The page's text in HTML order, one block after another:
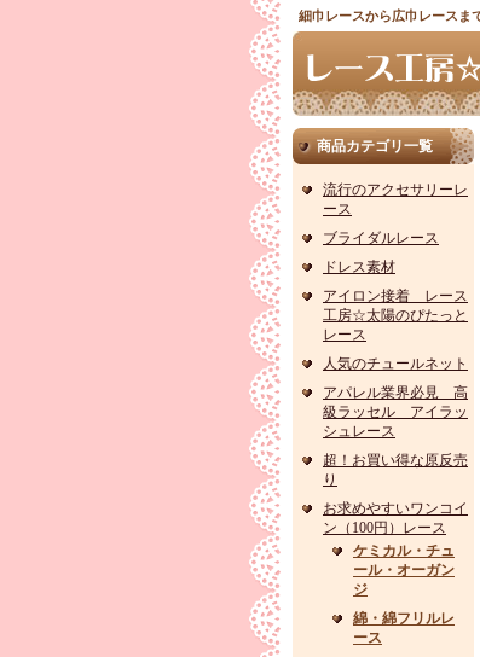
細巾レースから広巾レースま
商品カテゴリ一覧
流行のアクセサリーレ
ース
ブライダルレース
ドレス素材
アイロン接着 レース
工房☆太陽のぴたっと
レース
人気のチュールネット
アパレル業界必見 高
級ラッセル アイラッ
シュレース
超！お買い得な原反売
り
お求めやすいワンコイ
ン（100円）レース
ケミカル・チュ
ール・オーガン
ジ
綿・綿フリルレ
ース